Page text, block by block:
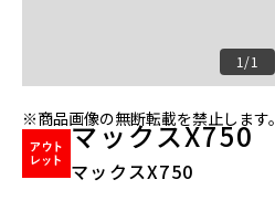
1/1
※商品画像の無断転載を禁止します。
マックスX750
マックスX750